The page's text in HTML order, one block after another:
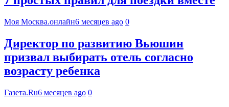
Моя Москва.онлайн6 месяцев ago 0
Директор по развитию Вьюшин
призвал выбирать отель согласно
возрасту ребенка
Газета.Ru6 месяцев ago 0